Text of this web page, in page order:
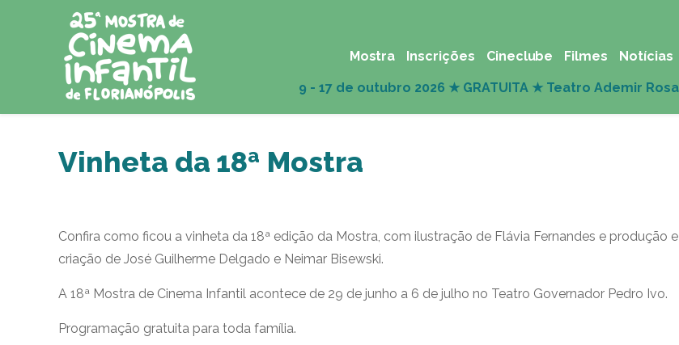
Mostra Inscrições Cineclube Filmes Notícias
Vinheta da 18ª Mostra
Confira como ficou a vinheta da 18ª edição da Mostra, com ilustração de Flávia Fernandes e produção e
criação de José Guilherme Delgado e Neimar Bisewski.
A 18ª Mostra de Cinema Infantil acontece de 29 de junho a 6 de julho no Teatro Governador Pedro Ivo.
Programação gratuita para toda família.